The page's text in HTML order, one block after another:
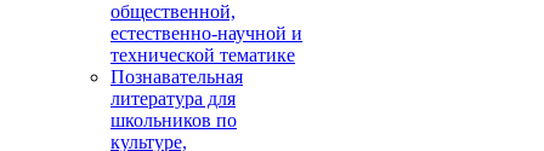
общественной,
естественно-научной и
технической тематике
Познавательная
литература для
школьников по
культуре,